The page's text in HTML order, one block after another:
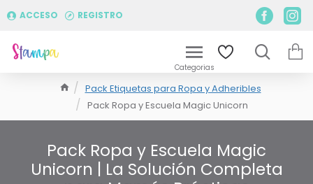
ACCESO REGISTRO
Pack Etiquetas para Ropa y Adheribles
Pack Ropa y Escuela Magic Unicorn
Pack Ropa y Escuela Magic
Unicorn | La Solución Completa